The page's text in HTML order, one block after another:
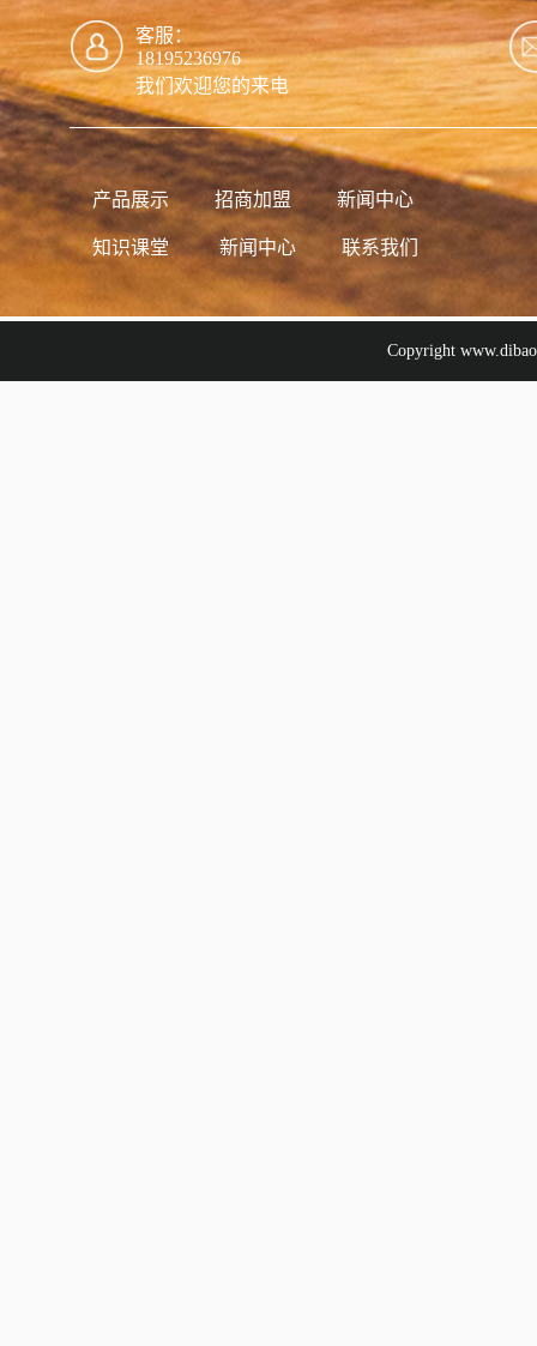
客服：
18195236976
我们欢迎您的来电
产品展示 招商加盟 新闻中心
知识课堂 新闻中心 联系我们
Copyright